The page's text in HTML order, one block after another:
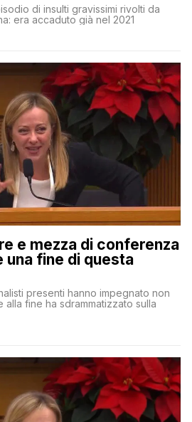
di insulti gravissimi rivolti da
era accaduto già nel 2021
e mezza di conferenza
una fine di questa
presenti hanno impegnato non
fine ha sdrammatizzato sulla